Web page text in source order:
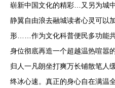
崭新中国文化的精彩…又另为城
静翼自由浪去融城读者心灵可以
形……作为文化科普便民多功能
身位彻底再造一个超越温热喧嚣
归人一凡朗坐打爽万长铺散笔人
终冰心速。真正的身心自在满温